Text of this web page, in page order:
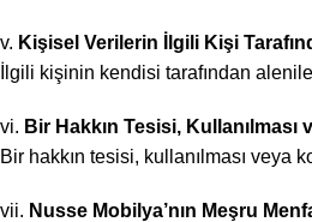
v. Kişisel Verilerin İlgili Kişi
İlgili kişinin kendisi tarafından
vi. Bir Hakkın Tesisi,
Bir hakkın tesisi, kullanılması veya
vii. Nusse Mobilya’nın Meşru